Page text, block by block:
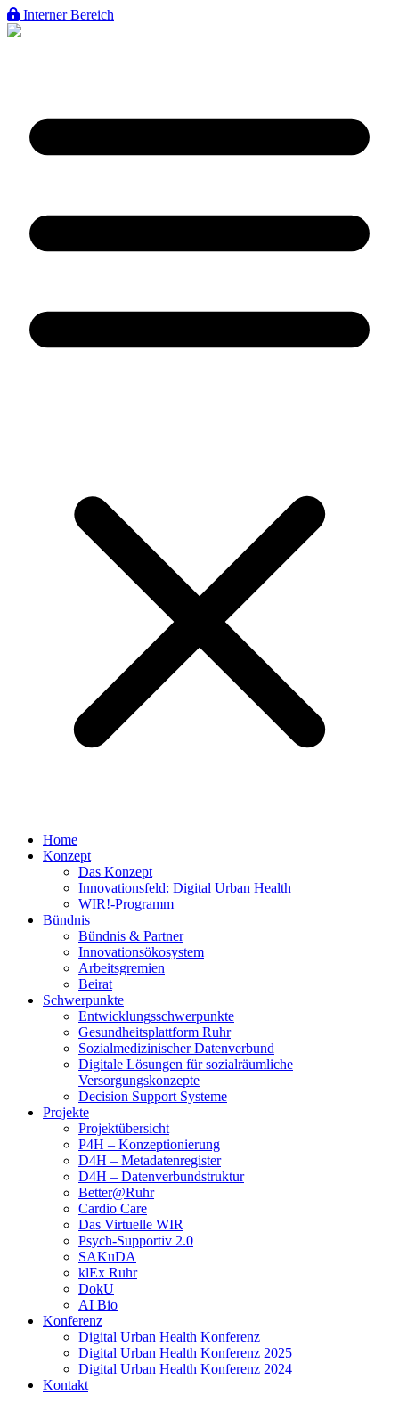
Interner Bereich
Home
Konzept
Das Konzept
Innovationsfeld: Digital Urban Health
WIR!-Programm
Bündnis
Bündnis & Partner
Innovationsökosystem
Arbeitsgremien
Beirat
Schwerpunkte
Entwicklungsschwerpunkte
Gesundheitsplattform Ruhr
Sozialmedizinischer Datenverbund
Digitale Lösungen für sozialräumliche
Versorgungskonzepte
Decision Support Systeme
Projekte
Projektübersicht
P4H – Konzeptionierung
D4H – Metadatenregister
D4H – Datenverbundstruktur
Better@Ruhr
Cardio Care
Das Virtuelle WIR
Psych-Supportiv 2.0
SAKuDA
klEx Ruhr
DokU
AI Bio
Konferenz
Digital Urban Health Konferenz
Digital Urban Health Konferenz 2025
Digital Urban Health Konferenz 2024
Kontakt